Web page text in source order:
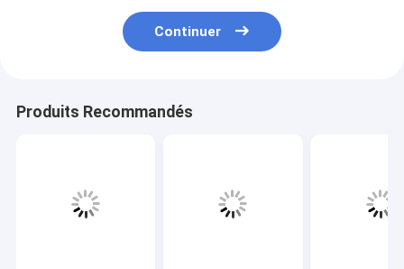
Continuer
Produits Recommandés